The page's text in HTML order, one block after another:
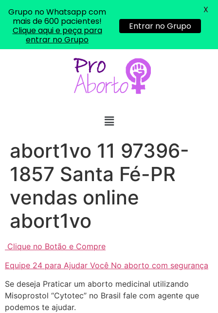
abort1vo 11 97396-
1857 Santa Fé-PR
vendas online
abort1vo
Clique no Botão e Compre
Equipe 24 para Ajudar Você No aborto com segurança
Se deseja Praticar um aborto medicinal utilizando
Misoprostol “Cytotec” no Brasil fale com agente que
podemos te ajudar.
Grupo no Whatsapp com
mais de 600 pacientes!
Clique aqui e peça para
entrar no Grupo
Entrar no Grupo
X
... (1998989**** em
resposta" muito isso, disse tudo
22/05/2026 16:35:20
Helly
(1999997****
em http://www.proaborto.com)
Eu estou preparada em varias
áreas mas psicologicamente p ter
sozinha nao estou
Helly
(1999997****
em http://www.proaborto.com)
Entao q seja
22/05/2026 17:09:25